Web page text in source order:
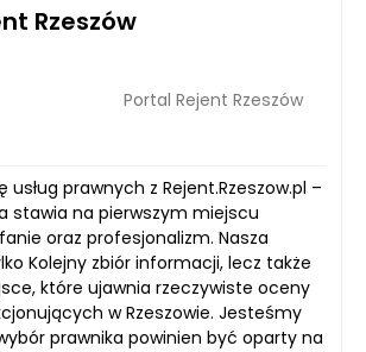
Rzeszów
Portal Rejent Rzeszów
usług prawnych z Rejent.Rzeszow.pl –
stawia na pierwszym miejscu
oraz profesjonalizm. Nasza
Kolejny zbiór informacji, lecz także
które ujawnia rzeczywiste oceny
w Rzeszowie. Jesteśmy
prawnika powinien być oparty na